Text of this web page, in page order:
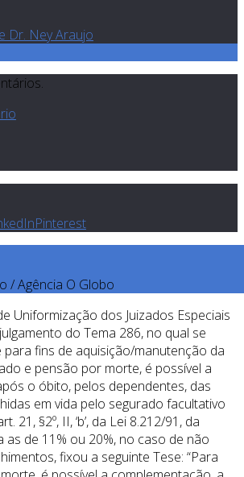
Dr. Ney Araujo
Pinterest
/ Agência O Globo
Uniformização dos Juizados Especiais
do Tema 286, no qual se
fins de aquisição/manutenção da
e pensão por morte, é possível a
o óbito, pelos dependentes, das
em vida pelo segurado facultativo
21, §2º, II, ‘b’, da Lei 8.212/91, da
as de 11% ou 20%, no caso de não
fixou a seguinte Tese: “Para